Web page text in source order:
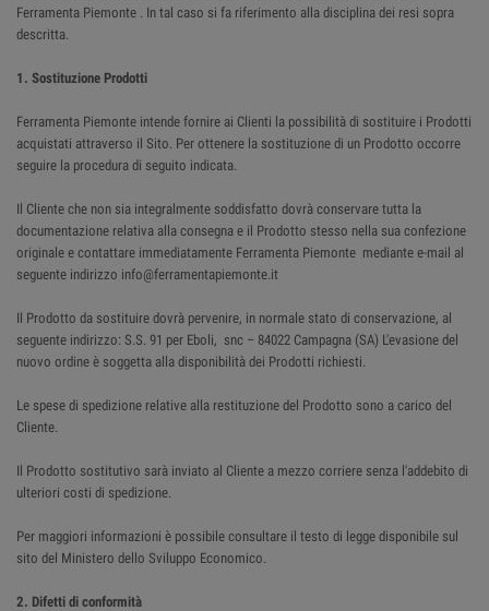
Ferramenta Piemonte . In tal caso si fa riferimento alla disciplina dei resi sopra
descritta.
1. Sostituzione Prodotti
Ferramenta Piemonte intende fornire ai Clienti la possibilità di sostituire i Prodotti
acquistati attraverso il Sito. Per ottenere la sostituzione di un Prodotto occorre
seguire la procedura di seguito indicata.
Il Cliente che non sia integralmente soddisfatto dovrà conservare tutta la
documentazione relativa alla consegna e il Prodotto stesso nella sua confezione
originale e contattare immediatamente Ferramenta Piemonte mediante e-mail al
seguente indirizzo info@ferramentapiemonte.it
Il Prodotto da sostituire dovrà pervenire, in normale stato di conservazione, al
seguente indirizzo: S.S. 91 per Eboli, snc – 84022 Campagna (SA) L'evasione del
nuovo ordine è soggetta alla disponibilità dei Prodotti richiesti.
Le spese di spedizione relative alla restituzione del Prodotto sono a carico del
Cliente.
Il Prodotto sostitutivo sarà inviato al Cliente a mezzo corriere senza l'addebito di
ulteriori costi di spedizione.
Per maggiori informazioni è possibile consultare il testo di legge disponibile sul
sito del Ministero dello Sviluppo Economico.
2. Difetti di conformità